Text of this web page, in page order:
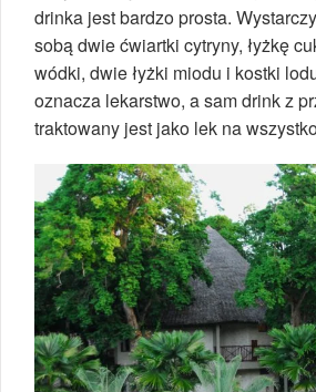
drinka jest bardzo prosta.
sobą dwie ćwiartki cytryny, łyżkę
wódki, dwie łyżki miodu i kostki
oznacza lekarstwo, a sam drink z
traktowany jest jako lek na